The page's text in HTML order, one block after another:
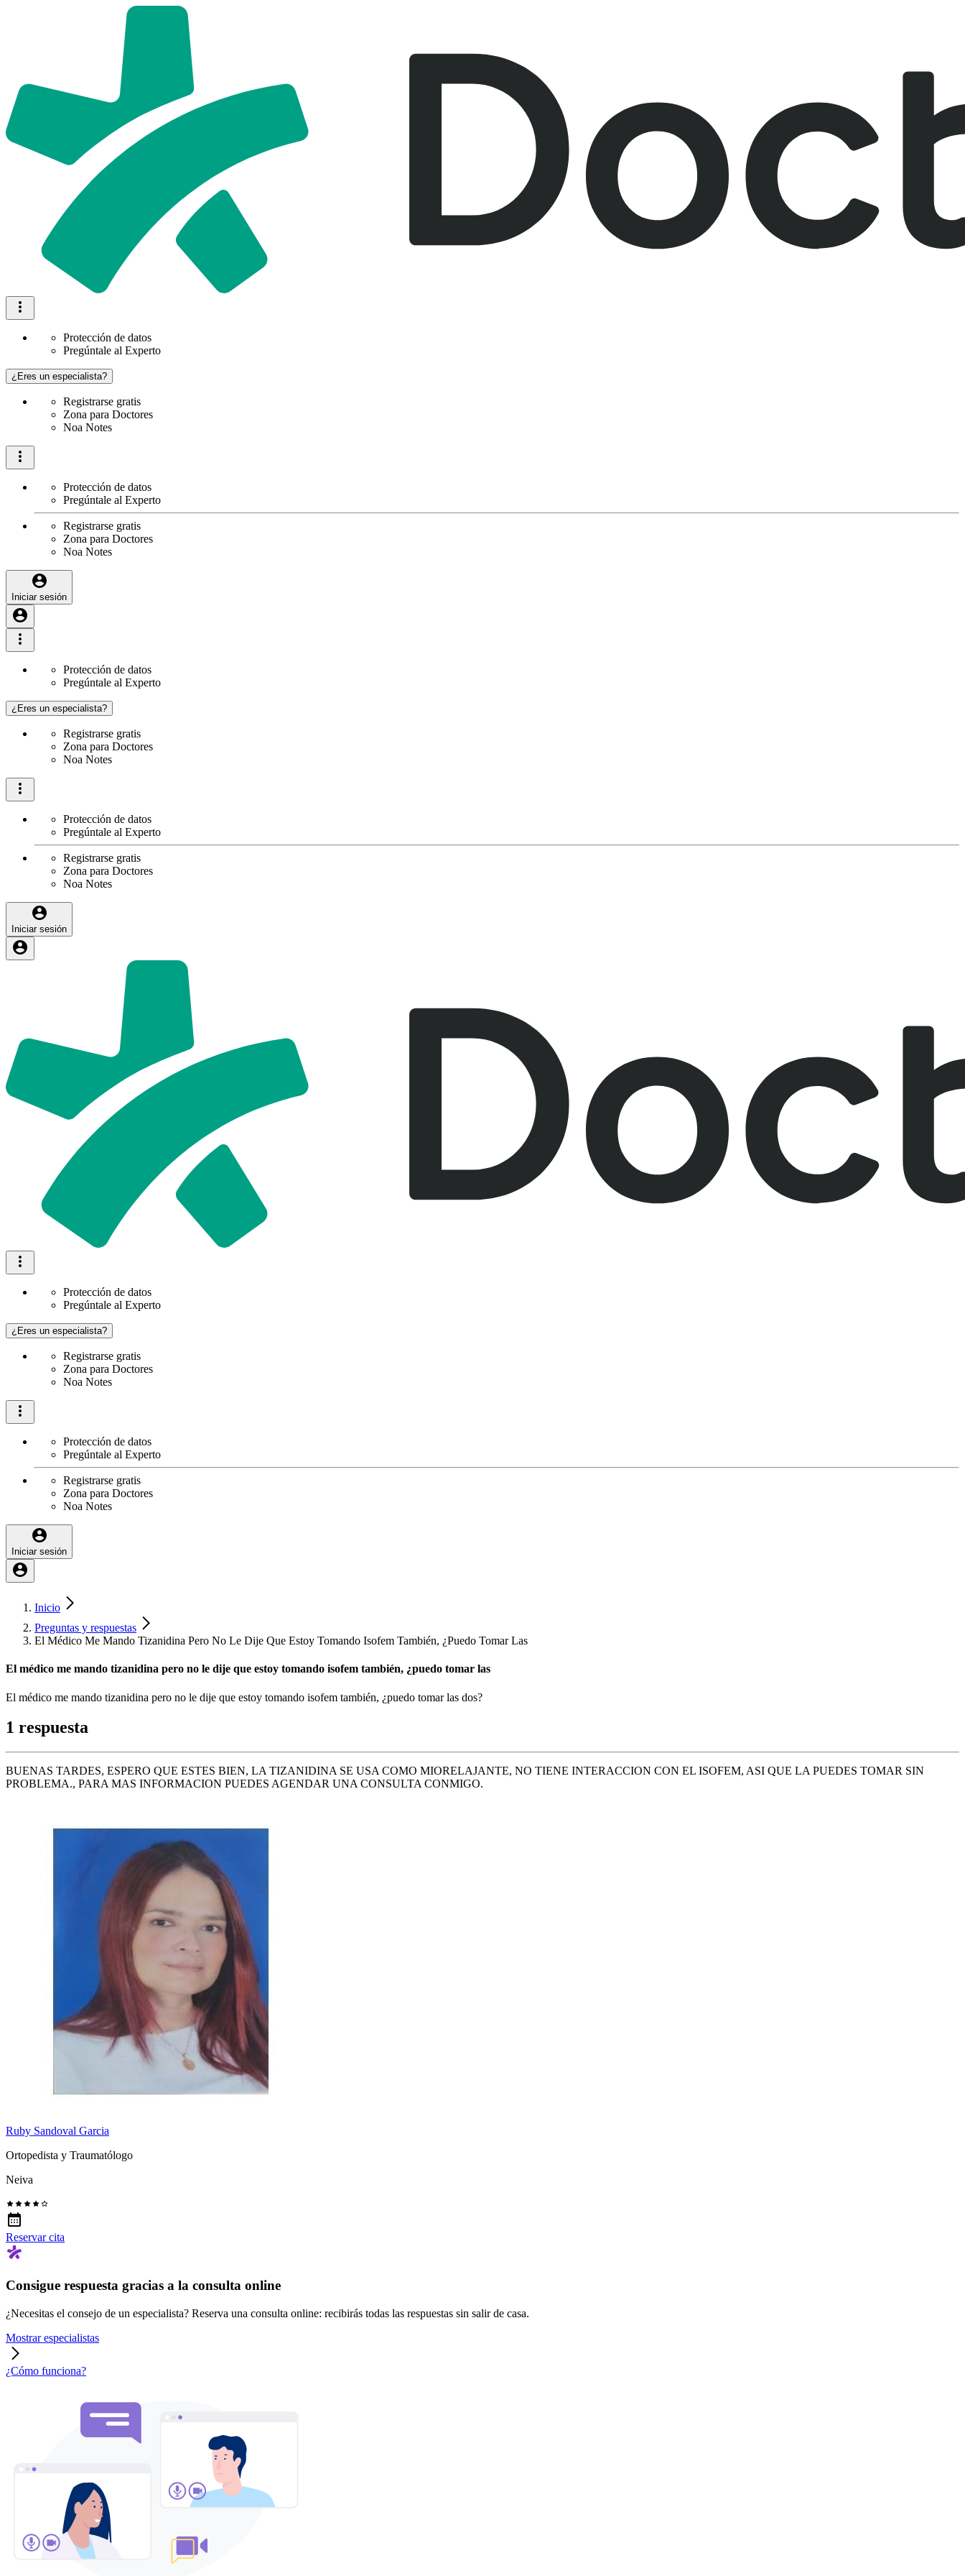
Protección de datos
Pregúntale al Experto
¿Eres un especialista?
Registrarse gratis
Zona para Doctores
Noa Notes
Protección de datos
Pregúntale al Experto
Registrarse gratis
Zona para Doctores
Noa Notes
Iniciar sesión
Protección de datos
Pregúntale al Experto
¿Eres un especialista?
Registrarse gratis
Zona para Doctores
Noa Notes
Protección de datos
Pregúntale al Experto
Registrarse gratis
Zona para Doctores
Noa Notes
Iniciar sesión
Protección de datos
Pregúntale al Experto
¿Eres un especialista?
Registrarse gratis
Zona para Doctores
Noa Notes
Protección de datos
Pregúntale al Experto
Registrarse gratis
Zona para Doctores
Noa Notes
Iniciar sesión
Inicio
Preguntas y respuestas
El Médico Me Mando Tizanidina Pero No Le Dije Que Estoy Tomando Isofem También, ¿Puedo Tomar Las
El médico me mando tizanidina pero no le dije que estoy tomando isofem también, ¿puedo tomar las
El médico me mando tizanidina pero no le dije que estoy tomando isofem también, ¿puedo tomar las dos?
1 respuesta
BUENAS TARDES, ESPERO QUE ESTES BIEN, LA TIZANIDINA SE USA COMO MIORELAJANTE, NO TIENE INTERACCION CON EL ISOFEM, ASI QUE LA PUEDES TOMAR SIN
PROBLEMA., PARA MAS INFORMACION PUEDES AGENDAR UNA CONSULTA CONMIGO.
Ruby Sandoval Garcia
Ortopedista y Traumatólogo
Neiva
Reservar cita
Consigue respuesta gracias a la consulta online
¿Necesitas el consejo de un especialista? Reserva una consulta online: recibirás todas las respuestas sin salir de casa.
Mostrar especialistas
¿Cómo funciona?